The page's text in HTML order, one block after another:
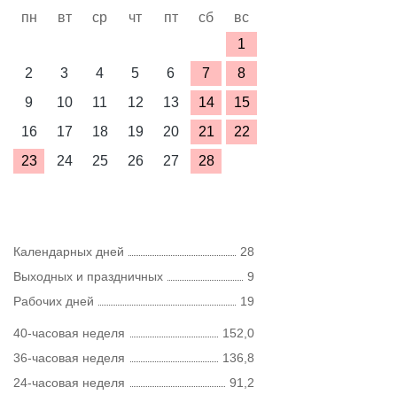
пн вт ср чт пт сб
вс
1
2
3 4 5 6 7
8
9
10 11 12 13 14
15
16
17 18 19 20 21
22
23
24 25 26 27 28
Календарных дней
28
Выходных и праздничных
9
Рабочих дней
19
40-часовая неделя
152,0
36-часовая неделя
136,8
24-часовая неделя
91,2